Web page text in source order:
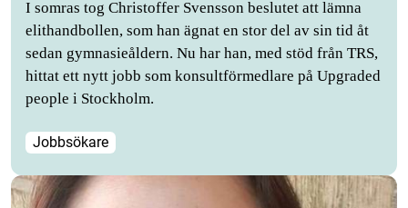
I somras tog Christoffer Svensson beslutet att lämna
elithandbollen, som han ägnat en stor del av sin tid åt
sedan gymnasieåldern. Nu har han, med stöd från TRS,
hittat ett nytt jobb som konsultförmedlare på Upgraded
people i Stockholm.
Jobbsökare